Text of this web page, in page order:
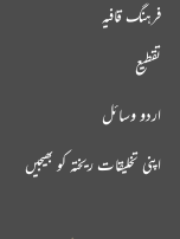
فرہنگ قافیہ
تقطیع
اردو وسائل
اپنی تخلیقات ریختہ کو بھیجیں